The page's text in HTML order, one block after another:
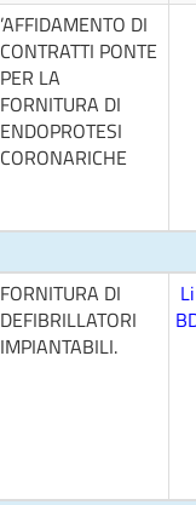
’AFFIDAMENTO DI
CONTRATTI PONTE
PER LA
FORNITURA DI
ENDOPROTESI
CORONARICHE
FORNITURA DI
DEFIBRILLATORI
IMPIANTABILI.